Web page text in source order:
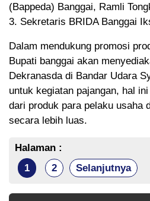
(Bappeda) Banggai, Ramli
3. ⁠Sekretaris BRIDA Banggai
Dalam mendukung promosi
Bupati banggai akan
Dekranasda di Bandar Udara
untuk kegiatan pajangan, hal
dari produk para pelaku usaha
secara lebih luas.
Halaman :
1
2 Selanjutnya